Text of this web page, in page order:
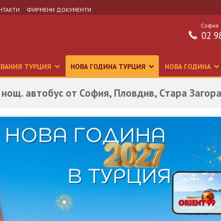
ФИРМЕНИ ДОКУМЕНТИ
София
02
ТУРЦИЯ НОВА ГОДИНА ТУРЦИЯ НОВА ГОДИНА
автобус от София, Пловдив, Стара